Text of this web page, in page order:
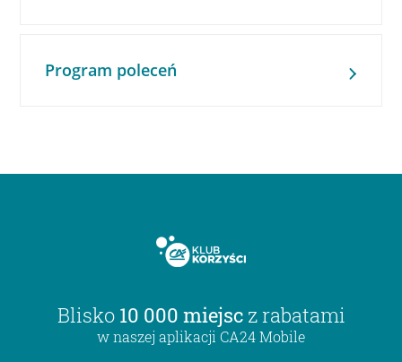
Program poleceń
Blisko 10 000 miejsc z rabatami
w naszej aplikacji CA24 Mobile